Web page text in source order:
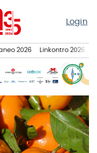
Login
2026 Linkontro 2026